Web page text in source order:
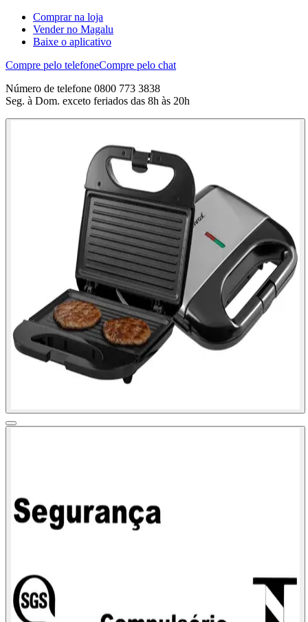
Comprar na loja
Vender no Magalu
Baixe o aplicativo
Compre pelo telefoneCompre pelo chat
Número de telefone 0800 773 3838
Seg. à Dom. exceto feriados das 8h às 20h